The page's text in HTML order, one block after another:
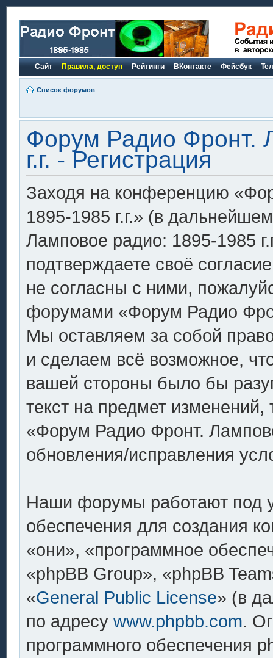
Сайт Правила, доступ Рейтинги ВКонтакте Фейсбук
Список форумов
Форум Радио Фронт.
г.г. - Регистрация
Заходя на конференцию
1895-1985 г.г.» (в
Ламповое радио: 1895-1985
подтверждаете своё
не согласны с ними,
форумами «Форум Радио
Мы оставляем за собой
и сделаем всё возможное,
вашей стороны было бы
текст на предмет
«Форум Радио Фронт.
обновления/исправления
Наши форумы работают под
обеспечения для создания
«они», «программное
«phpBB Group», «phpBB
«General Public License» (в
по адресу www.phpbb.com.
программного обеспечения